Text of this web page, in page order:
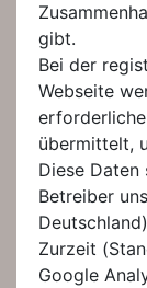
gibt.
Bei der
Webseite
übermittelt,
Diese
Betreiber
Zurzeit
Google